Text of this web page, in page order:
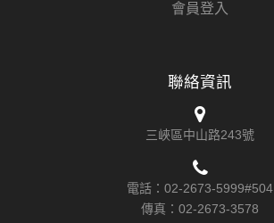
會員登入
聯絡資訊
三峽區中山路243號
電話： 02-2673-5999#504
傳真： 02-2673-3578